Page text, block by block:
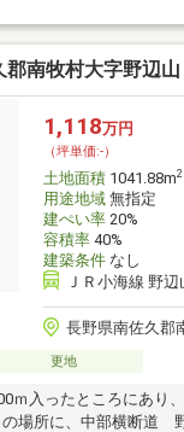
南牧村大字野辺山
1,118万円
（坪単価:-）
土地面積1041.88m2
用途地域無指定
建ぺい率20%
容積率40%
建築条件なし
ＪＲ小海線 野
長野県南佐久郡
更地
ｍ入ったところにあり
場所に、中部横断道